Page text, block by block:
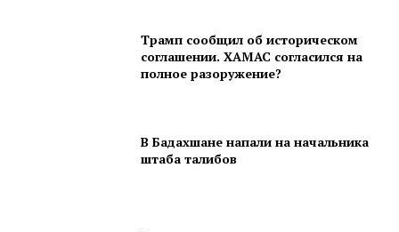
Трамп сообщил об историческом
соглашении. ХАМАС согласился на
полное разоружение?
В Бадахшане напали на начальника
штаба талибов